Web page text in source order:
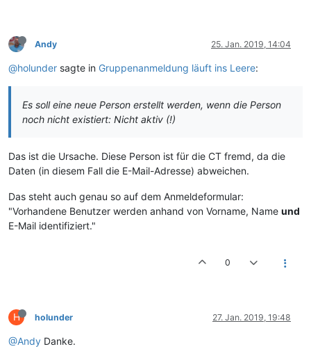
Andy 25. Jan. 2019, 14:04
@holunder sagte in Gruppenanmeldung läuft ins Leere:
Es soll eine neue Person erstellt werden, wenn die Person
noch nicht existiert: Nicht aktiv (!)
Das ist die Ursache. Diese Person ist für die CT fremd, da die
Daten (in diesem Fall die E-Mail-Adresse) abweichen.
Das steht auch genau so auf dem Anmeldeformular:
"Vorhandene Benutzer werden anhand von Vorname, Name und
E-Mail identifiziert."
0
H holunder 27. Jan. 2019, 19:48
@Andy Danke.